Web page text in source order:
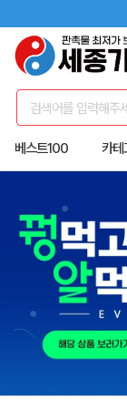
검색어를 입력해주
베스트100 카테